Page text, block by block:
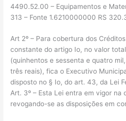
4490.52.00 – Equipamentos e
313 – Fonte 1.6210000000 RS
Art 2º – Para cobertura dos
constante do artigo Io, no valor
(quinhentos e sessenta e quatro
três reais), fica o Executivo
disposto no § Io, do art. 43, da Lei
Art. 3º – Esta Lei entra em vigor na
revogando-se as disposições em